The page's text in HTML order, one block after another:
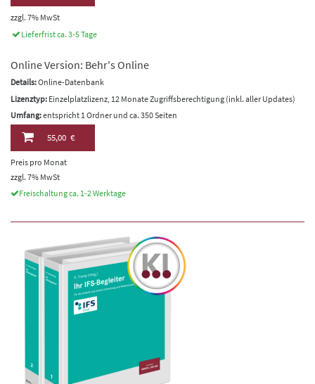
zzgl. 7% MwSt
Lieferfrist ca. 3-5 Tage
Online Version: Behr's Online
Details:Online-Datenbank
Lizenztyp: Einzelplatzlizenz, 12 Monate Zugriffsberechtigung (inkl. aller Updates)
Umfang:entspricht 1 Ordner und ca. 350 Seiten
55,00 €
Preis pro Monat
zzgl. 7% MwSt
Freischaltung ca. 1-2 Werktage